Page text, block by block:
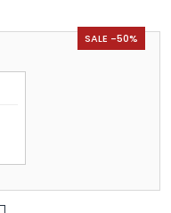
SALE -50%